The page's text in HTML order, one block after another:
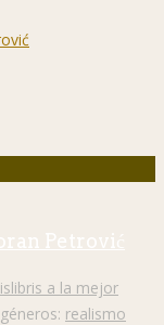
Petrović
a la mejor
realismo